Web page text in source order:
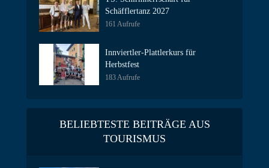
Schäfflertanz 2027
161 Aufrufe
Innviertler-Plattlerkurs für
Herbstfest
183 Aufrufe
BELIEBTESTE BEITRÄGE AUS
TOURISMUS